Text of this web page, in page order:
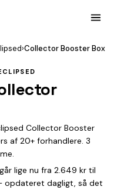
›Collector Booster Box
Collector Booster
af 20+ forhandlere. 3
lige nu fra 2.649 kr til
opdateret dagligt, så det